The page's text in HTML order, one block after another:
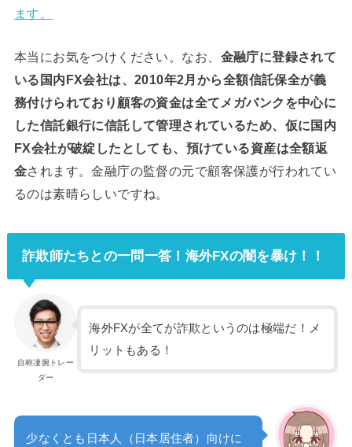
ます。
本当にお気をつけください。なお、 金融庁に登録されて
いる国内FX会社は、2010年2月から全額信託保全が義
務付けられており顧客の資金は全てメガバンクを中心に
した信託銀行に信託して管理されているため、仮に国内
FX会社が破綻したとしても、預けている資産は全額返
金されます。金融庁の監督の元で顧客保護が行われてい
るのは素晴らしいですね。
詐欺師たちとの一問一答！海外FXの闇を暴け！！
自称凄腕トレー
ダー
海外FXが全てが詐欺というのは極端だ！メ
リットもある！
少なくとも日本人（日本居住者）向けに